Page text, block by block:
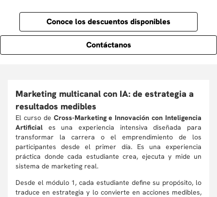
Conoce los descuentos disponibles
Contáctanos
Marketing multicanal con IA: de estrategia a
resultados medibles
El curso de Cross-Marketing e Innovación con Inteligencia
Artificial es una experiencia intensiva diseñada para
transformar la carrera o el emprendimiento de los
participantes desde el primer día. Es una experiencia
práctica donde cada estudiante crea, ejecuta y mide un
sistema de marketing real.
Desde el módulo 1, cada estudiante define su propósito, lo
traduce en estrategia y lo convierte en acciones medibles,